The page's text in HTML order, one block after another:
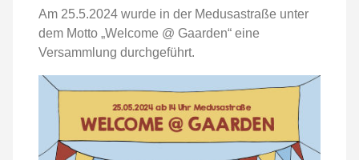
Am 25.5.2024 wurde in der Medusastraße unter
dem Motto „Welcome @ Gaarden“ eine
Versammlung durchgeführt.